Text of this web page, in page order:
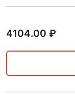
4104.00 ₽